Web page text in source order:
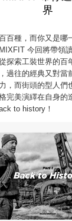
界
百種，而你又是哪
今回將帶領
探索工裝世界的百
過往的經典又對當
，而街頭的型人們
完美演繹在自身的
to history！